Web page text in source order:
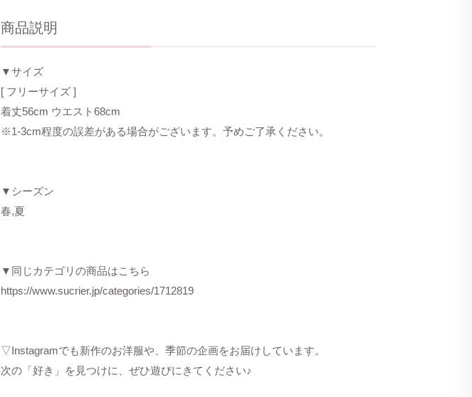
商品説明
▼サイズ
[ フリーサイズ ]
着丈56cm ウエスト68cm
※1-3cm程度の誤差がある場合がございます。予めご了承ください。
▼シーズン
春,夏
▼同じカテゴリの商品はこちら
https://www.sucrier.jp/categories/1712819
▽Instagramでも新作のお洋服や、季節の企画をお届けしています。
次の「好き」を見つけに、ぜひ遊びにきてください♪